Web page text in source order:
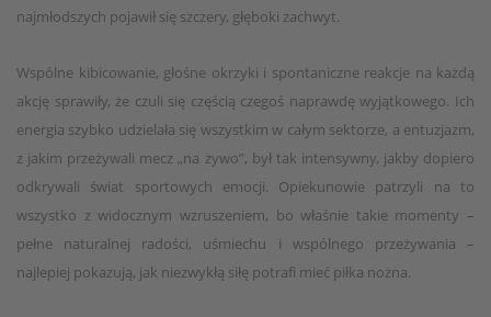
najmłodszych pojawił się szczery, głęboki zachwyt.
Wspólne kibicowanie, głośne okrzyki i spontaniczne reakcje na każdą
akcję sprawiły, że czuli się częścią czegoś naprawdę wyjątkowego. Ich
energia szybko udzielała się wszystkim w całym sektorze, a entuzjazm,
z jakim przeżywali mecz „na żywo”, był tak intensywny, jakby dopiero
odkrywali świat sportowych emocji. Opiekunowie patrzyli na to
wszystko z widocznym wzruszeniem, bo właśnie takie momenty –
pełne naturalnej radości, uśmiechu i wspólnego przeżywania –
najlepiej pokazują, jak niezwykłą siłę potrafi mieć piłka nożna.